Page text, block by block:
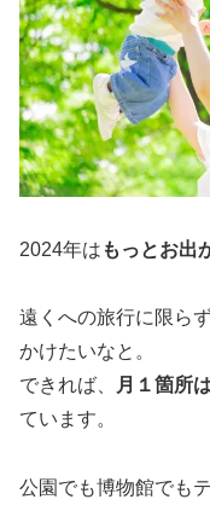
2024年は もっとお出
遠くへの旅行に限ら
かけたいなと。
できれば、
月１箇所
ています。
公園でも博物館でも